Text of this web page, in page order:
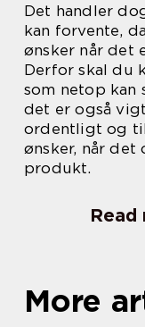
Det handler
kan forvente,
ønsker når det
Derfor skal du
som netop kan
det er også
ordentligt og
ønsker, når det
produkt.
Read
More